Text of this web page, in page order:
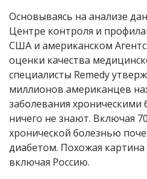
Основываясь на анализе
Центре контроля и
США и американском
оценки качества
специалисты Remedy
миллионов американцев
заболевания хроническими
ничего не знают. Включая
хронической болезнью
диабетом. Похожая картина
включая Россию.